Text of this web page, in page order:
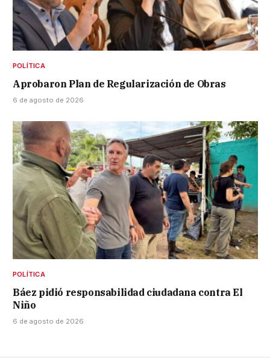
POLÍTICA
Aprobaron Plan de Regularización de Obras
6 de agosto de 2026
POLÍTICA
Báez pidió responsabilidad ciudadana contra El
Niño
6 de agosto de 2026